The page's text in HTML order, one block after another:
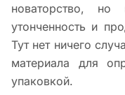
новаторство,
утонченность и
Тут нет ничего
материала для
упаковкой.